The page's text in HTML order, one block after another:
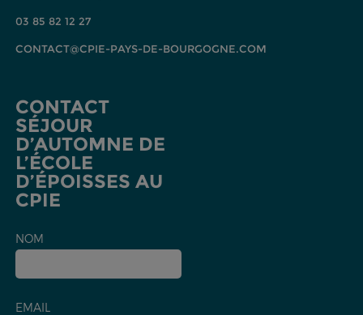
03 85 82 12 27
CONTACT@CPIE-PAYS-DE-BOURGOGNE.COM
CONTACT
SÉJOUR
D’AUTOMNE DE
L’ÉCOLE
D’ÉPOISSES AU
CPIE
NOM
EMAIL